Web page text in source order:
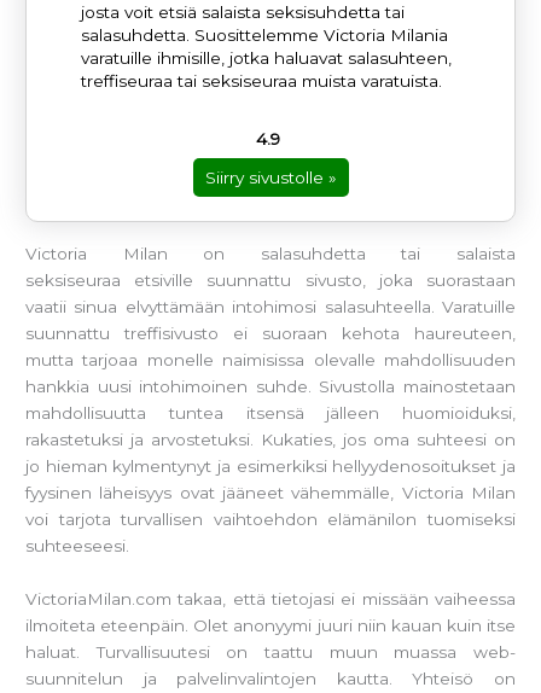
josta voit etsiä salaista seksisuhdetta tai
salasuhdetta. Suosittelemme Victoria Milania
varatuille ihmisille, jotka haluavat salasuhteen,
treffiseuraa tai seksiseuraa muista varatuista.
4.9
Siirry sivustolle »
Victoria Milan on salasuhdetta tai salaista
seksiseuraa etsiville suunnattu sivusto, joka suorastaan
vaatii sinua elvyttämään intohimosi salasuhteella. Varatuille
suunnattu treffisivusto ei suoraan kehota haureuteen,
mutta tarjoaa monelle naimisissa olevalle mahdollisuuden
hankkia uusi intohimoinen suhde. Sivustolla mainostetaan
mahdollisuutta tuntea itsensä jälleen huomioiduksi,
rakastetuksi ja arvostetuksi. Kukaties, jos oma suhteesi on
jo hieman kylmentynyt ja esimerkiksi hellyydenosoitukset ja
fyysinen läheisyys ovat jääneet vähemmälle, Victoria Milan
voi tarjota turvallisen vaihtoehdon elämänilon tuomiseksi
suhteeseesi.
VictoriaMilan.com takaa, että tietojasi ei missään vaiheessa
ilmoiteta eteenpäin. Olet anonyymi juuri niin kauan kuin itse
haluat. Turvallisuutesi on taattu muun muassa web-
suunnitelun ja palvelinvalintojen kautta. Yhteisö on